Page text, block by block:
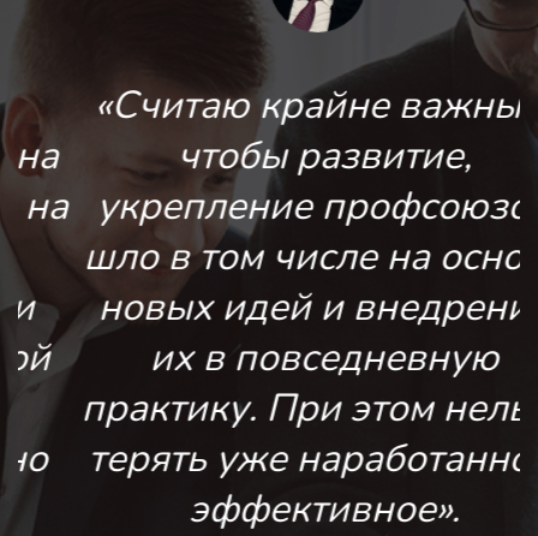
«Считаю крайне важным,
чтобы развитие,
укрепление профсоюзов
шло в том числе на основе
новых идей и внедрения
их в повседневную
практику. При этом нельзя
терять уже наработанное,
эффективное».